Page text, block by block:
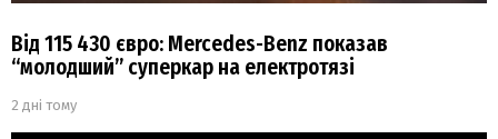
Від 115 430 євро: Mercedes-Benz показав
“молодший” суперкар на електротязі
2 дні тому